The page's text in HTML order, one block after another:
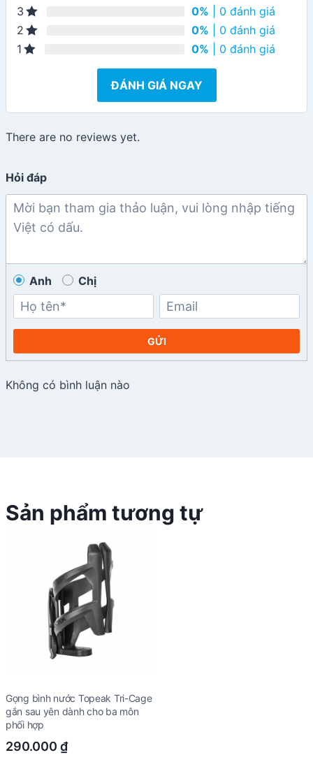
3
0% | 0 đánh giá
2
0% | 0 đánh giá
1
0% | 0 đánh giá
ĐÁNH GIÁ NGAY
There are no reviews yet.
Hỏi đáp
Anh Chị
GỬI
Không có bình luận nào
Sản phẩm tương tự
Gọng bình nước Topeak Tri-Cage
gắn sau yên dành cho ba môn
phối hợp
290.000 ₫